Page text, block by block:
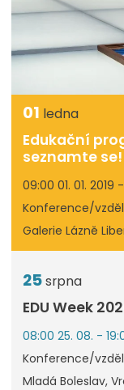
01 ledna
Edukační
seznamte se!
09:00 01. 01. 2019
Konference/
Galerie Lázně
25srpna
EDU Week
08:00 25. 08. -
Konference/
Mladá Boleslav,